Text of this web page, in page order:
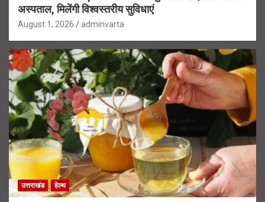
अस्पताल, मिलेंगी विश्वस्तरीय सुविधाएं
August 1, 2026 adminvarta
उत्तराखंड हेल्थ